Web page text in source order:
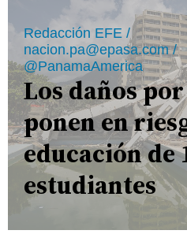
Redacción EFE /
nacion.pa@epasa.com /
@PanamaAmerica
Los daños
ponen en
educación de
estudiantes